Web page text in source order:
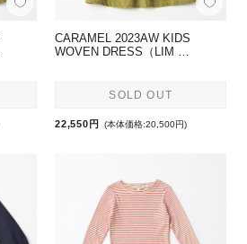
CARAMEL 2023AW KIDS
WOVEN DRESS（LIM …
SOLD OUT
22,550円 (本体価格:20,500円)